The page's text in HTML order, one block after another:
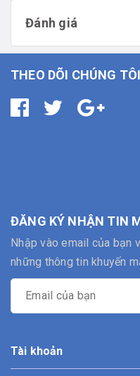
Đánh giá
THEO DÕI CHÚNG TÔI
ĐĂNG KÝ NHẬN TIN
Nhập vào email của bạn
những thông tin khuyến
Tài khoản